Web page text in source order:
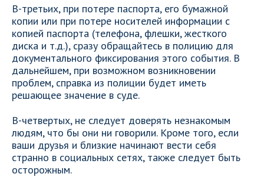
В-третьих, при потере паспорта, его бумажной
копии или при потере носителей информации с
копией паспорта (телефона, флешки, жесткого
диска и т.д.), сразу обращайтесь в полицию для
документального фиксирования этого события. В
дальнейшем, при возможном возникновении
проблем, справка из полиции будет иметь
решающее значение в суде.
В-четвертых, не следует доверять незнакомым
людям, что бы они ни говорили. Кроме того, если
ваши друзья и близкие начинают вести себя
странно в социальных сетях, также следует быть
осторожным.